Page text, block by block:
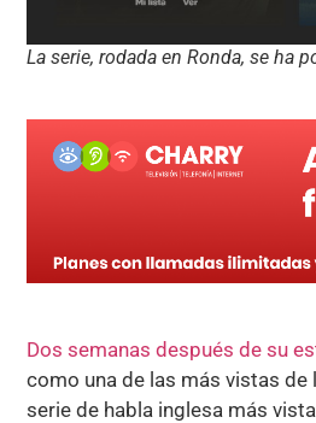
La serie, rodada en Ronda, se ha
Dos semanas después de su
como una de las más vistas
serie de habla inglesa más